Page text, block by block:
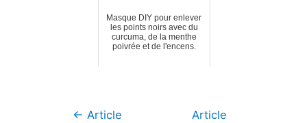
Masque DIY pour enlever
les points noirs avec du
curcuma, de la menthe
poivrée et de l'encens.
Navigation
← Article
Article